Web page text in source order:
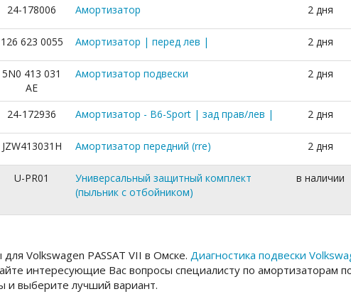
24-178006 Амортизатор 2 дня
126 623 0055 Амортизатор | перед лев | 2 дня
5N0 413 031
AE
Амортизатор подвески 2 дня
24-172936 Амортизатор - B6-Sport | зад прав/лев | 2 дня
JZW413031H Амортизатор передний (rre) 2 дня
U-PR01
Универсальный защитный комплект
(пыльник с отбойником)
в наличии
Volkswagen PASSAT VII в Омске. Диагностика подвески
интересующие Вас вопросы специалисту по амортизаторам
и выберите лучший вариант.